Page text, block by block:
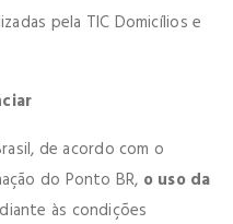
pela TIC Domicílios e
de acordo com o
do Ponto BR, o uso da
às condições